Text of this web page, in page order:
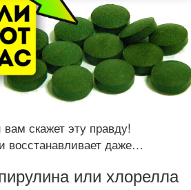
скажет эту правду!
восстанавливает даже…
или хлорелла